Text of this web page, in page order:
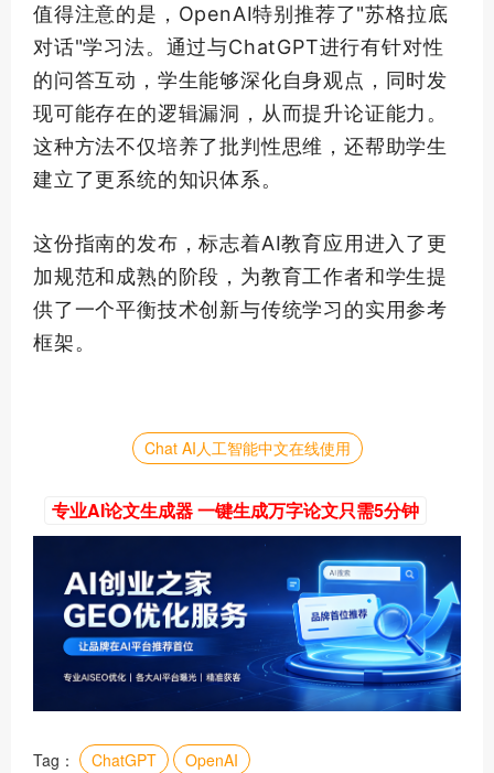
值得注意的是，OpenAI特别推荐了"苏格拉底
对话"学习法。通过与ChatGPT进行有针对性
的问答互动，学生能够深化自身观点，同时发
现可能存在的逻辑漏洞，从而提升论证能力。
这种方法不仅培养了批判性思维，还帮助学生
建立了更系统的知识体系。
这份指南的发布，标志着AI教育应用进入了更
加规范和成熟的阶段，为教育工作者和学生提
供了一个平衡技术创新与传统学习的实用参考
框架。
Chat AI人工智能中文在线使用
专业AI论文生成器 一键生成万字论文只需5分钟
Tag： ChatGPT OpenAI